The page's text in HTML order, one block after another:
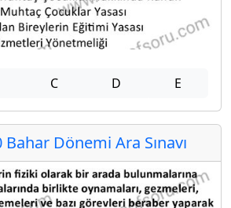
C D E
Dönemi Ara Sınavı